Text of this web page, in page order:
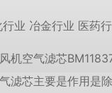
业 冶金行业 医药
机空气滤芯
滤芯主要是作用是